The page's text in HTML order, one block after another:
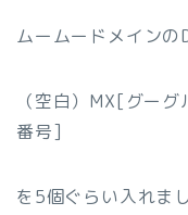
ムームードメインの
（空白）MX[グー
番号]
を5個ぐらい入れまし